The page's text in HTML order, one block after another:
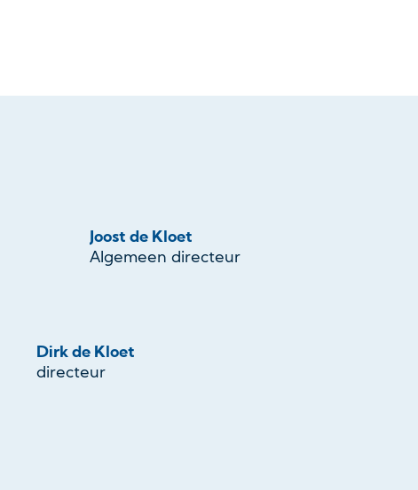
Joost de Kloet
Algemeen directeur
Dirk de Kloet
directeur